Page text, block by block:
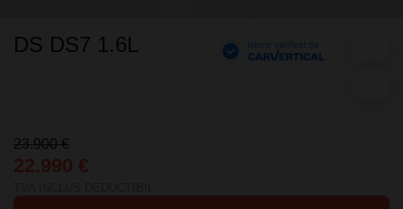
DS DS7 1.6L
23.900 €
22.990 €